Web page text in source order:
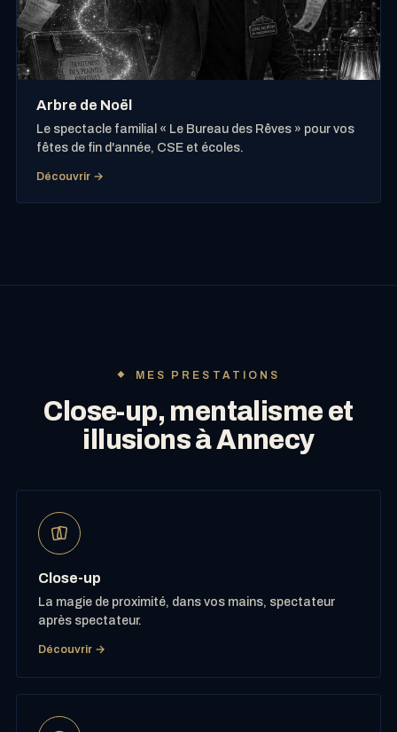
Arbre de Noël
Le spectacle familial « Le Bureau des Rêves » pour vos
fêtes de fin d'année, CSE et écoles.
Découvrir →
MES PRESTATIONS
Close-up, mentalisme et
illusions à Annecy
Close-up
La magie de proximité, dans vos mains, spectateur
après spectateur.
Découvrir →